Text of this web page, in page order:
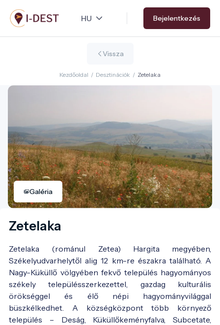
Ugrás
a
tartalomra
Bejelentkezés
Vissza
Kezdőoldal / Desztinációk / Zetelaka
Galéria
Zetelaka
Zetelaka (románul Zetea) Hargita megyében,
Székelyudvarhelytől alig 12 km-re északra található. A
Nagy-Küküllő völgyében fekvő település hagyományos
székely településszerkezettel, gazdag kulturális
örökséggel és élő népi hagyományvilággal
büszkélkedhet. A községközpont több környező
település – Deság, Küküllőkeményfalva, Subcetate,